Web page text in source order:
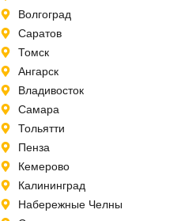
Волгоград
Саратов
Томск
Ангарск
Владивосток
Самара
Тольятти
Пенза
Кемерово
Калининград
Набережные Челны